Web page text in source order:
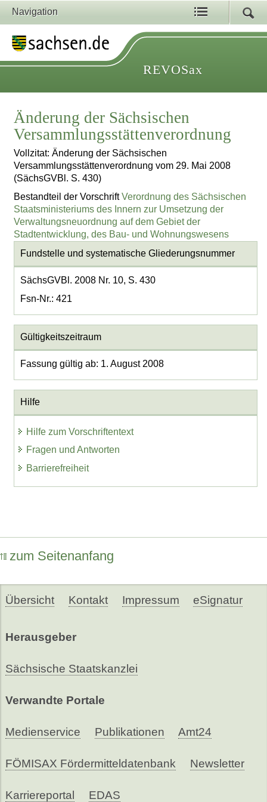
Navigation
REVOSax
Änderung der Sächsischen
Versammlungsstättenverordnung
Vollzitat: Änderung der Sächsischen
Versammlungsstättenverordnung vom 29. Mai 2008
(SächsGVBl. S. 430)
Bestandteil der VorschriftVerordnung des Sächsischen
Staatsministeriums des Innern zur Umsetzung der
Verwaltungsneuordnung auf dem Gebiet der
Stadtentwicklung, des Bau- und Wohnungswesens
Fundstelle und systematische Gliederungsnummer
SächsGVBl. 2008 Nr. 10, S. 430
Fsn-Nr.: 421
Gültigkeitszeitraum
Fassung gültig ab: 1. August 2008
Hilfe
Hilfe zum Vorschriftentext
Fragen und Antworten
Barrierefreiheit
zum Seitenanfang
Übersicht Kontakt Impressum eSignatur
Herausgeber
Sächsische Staatskanzlei
Verwandte Portale
Medienservice Publikationen Amt24
FÖMISAX Fördermitteldatenbank Newsletter
Karriereportal EDAS